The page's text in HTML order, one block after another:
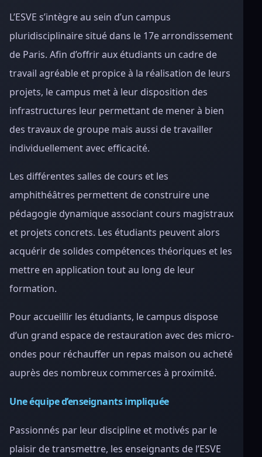
L’ESVE s’intègre au sein d’un campus
pluridisciplinaire situé dans le 17e arrondissement
de Paris. Afin d’offrir aux étudiants un cadre de
travail agréable et propice à la réalisation de leurs
projets, le campus met à leur disposition des
infrastructures leur permettant de mener à bien
des travaux de groupe mais aussi de travailler
individuellement avec efficacité.
Les différentes salles de cours et les
amphithéâtres permettent de construire une
pédagogie dynamique associant cours magistraux
et projets concrets. Les étudiants peuvent alors
acquérir de solides compétences théoriques et les
mettre en application tout au long de leur
formation.
Pour accueillir les étudiants, le campus dispose
d’un grand espace de restauration avec des micro-
ondes pour réchauffer un repas maison ou acheté
auprès des nombreux commerces à proximité.
Une équipe d’enseignants impliquée
Passionnés par leur discipline et motivés par le
plaisir de transmettre, les enseignants de l’ESVE